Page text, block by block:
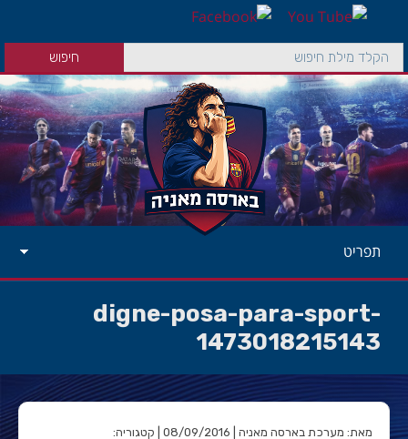
תפריט
digne-posa-para-sport-
1473018215143
מאת: מערכת בארסה מאניה | 08/09/2016 | קטגוריה: